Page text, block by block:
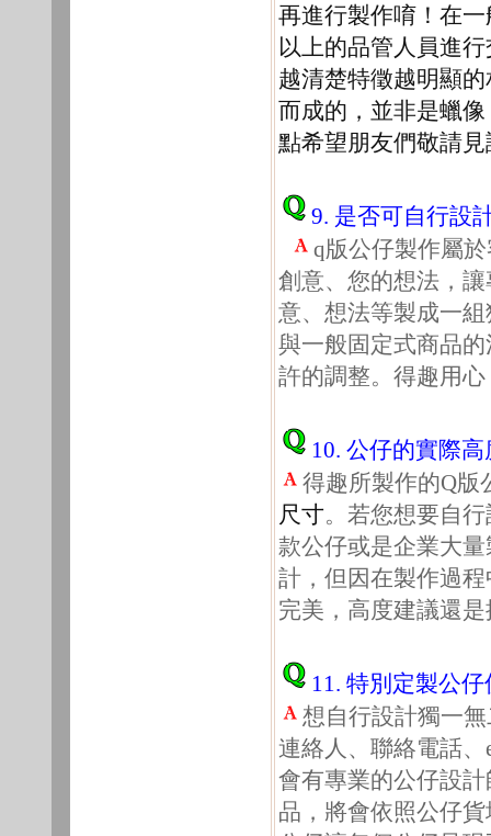
再進行製作唷！在
以上的品管人員進
越清楚特徵越明顯
而成的，並非是蠟
點希望朋友們敬請見
9. 是否可自行設
q版公仔製作屬
創意、您的想法，
意、想法等製成一
與一般固定式商品
許的調整。得趣用
10. 公仔的實際
得趣所製作的Q版
尺寸。若您想要自
款公仔或是企業大
計，但因在製作過
完美，高度建議還
11. 特別定製公
想自行設計獨一
連絡人、聯絡電話
會有專業的公仔設
品，將會依照公仔